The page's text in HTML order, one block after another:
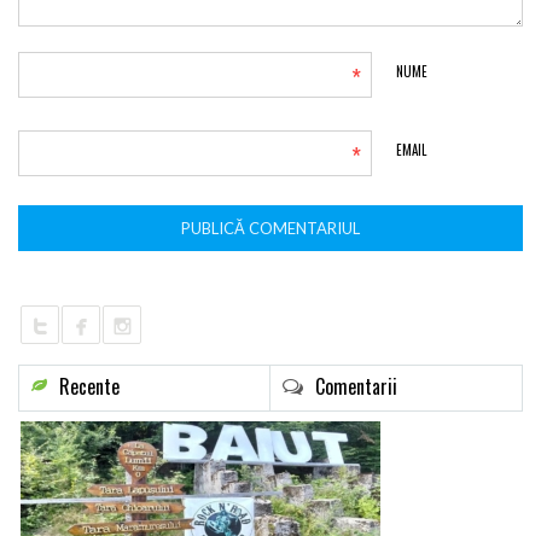
NUME
*
EMAIL
*
Recente Comentarii